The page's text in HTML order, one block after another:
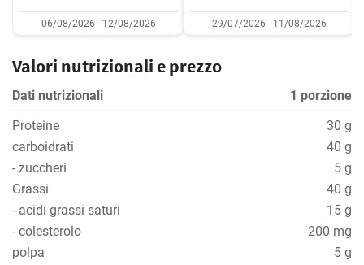
06/08/2026 - 12/08/2026 29/07/2026 - 11/08/2026
Valori nutrizionali e prezzo
Dati nutrizionali
1 porzione
Proteine
30 g
carboidrati
40 g
- zuccheri
5 g
Grassi
40 g
- acidi grassi saturi
15 g
- colesterolo
200 mg
polpa
5 g